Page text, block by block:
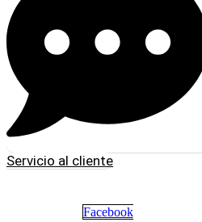
Servicio al cliente
Facebook